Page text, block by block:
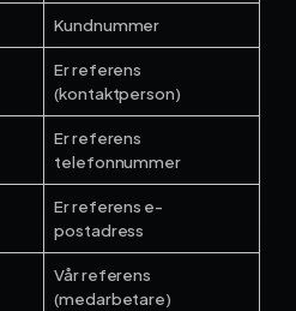
Kundnummer
Er referens
(kontaktperson)
Er referens
telefonnummer
Er referens e-
postadress
Vår referens
(medarbetare)